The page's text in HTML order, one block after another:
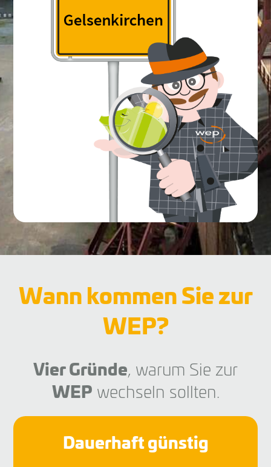
Wann kommen Sie zur
WEP?
Vier Gründe, warum Sie zur
WEP wechseln sollten.
Dauerhaft günstig